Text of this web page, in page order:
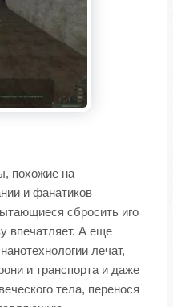
похожие на
и фанатиков
сбросить иго
впечатляет. А еще
лечат,
и транспорта и даже
тела, перенося